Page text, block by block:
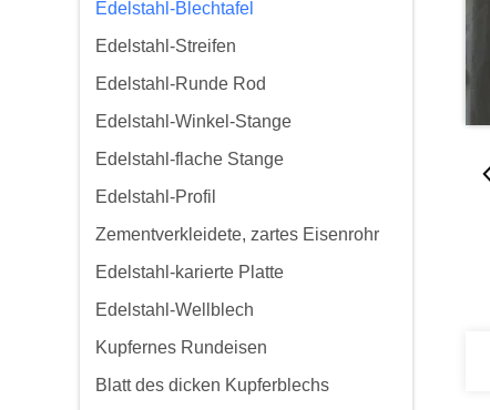
Edelstahl-Blechtafel
Edelstahl-Streifen
Edelstahl-Runde Rod
Edelstahl-Winkel-Stange
Edelstahl-flache Stange
Edelstahl-Profil
Zementverkleidete, zartes Eisenrohr
Edelstahl-karierte Platte
Edelstahl-Wellblech
Kupfernes Rundeisen
Blatt des dicken Kupferblechs